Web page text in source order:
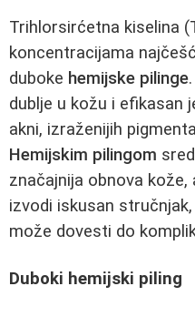
Trihlorsirćetna kiselina
koncentracijama
duboke hemijske pilinge
dublje u kožu i efikasan
akni, izraženijih
Hemijskim pilingom
značajnija obnova kože,
izvodi iskusan
može dovesti do
Duboki hemijski piling